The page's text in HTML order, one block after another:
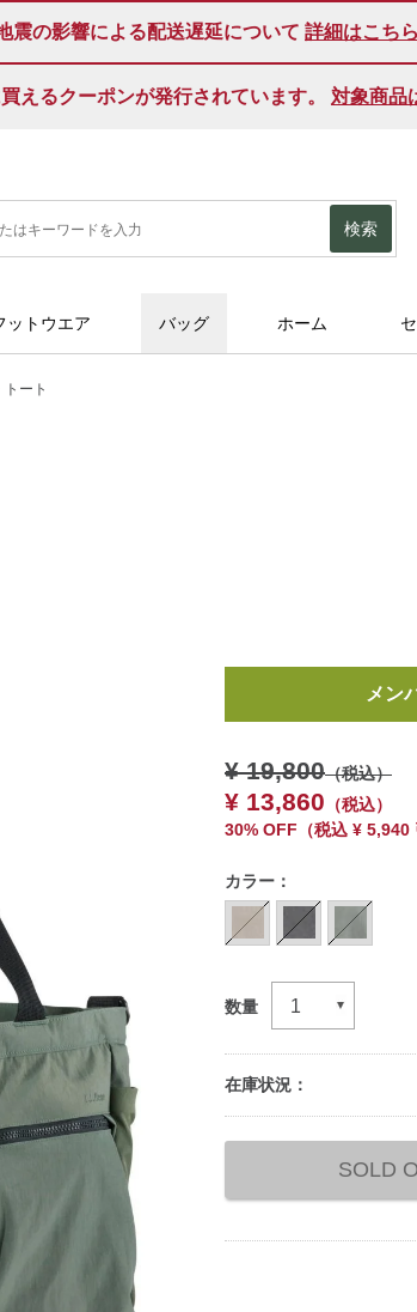
震の影響による配送遅延について 詳細はこち
えるクーポンが発行されています。 対象商品
検索
ットウエア バッグ ホーム
ート
travel/totebag/tote/g/メン
¥ 19,800（税込）
¥ 13,860 （税込）
30% OFF （税込 ¥ 5,940
カラー：
数量
在庫状況：
options
SOLD